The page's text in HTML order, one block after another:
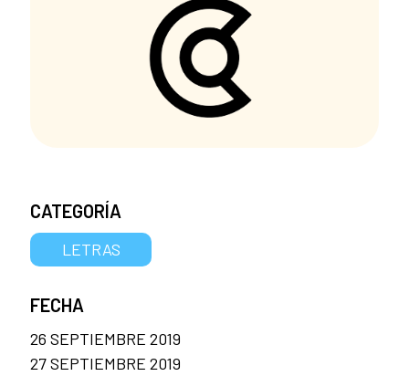
CATEGORÍA
LETRAS
FECHA
26 SEPTIEMBRE 2019
27 SEPTIEMBRE 2019